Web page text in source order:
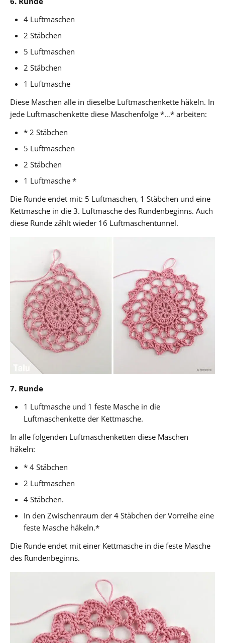
4 Luftmaschen
2 Stäbchen
5 Luftmaschen
2 Stäbchen
1 Luftmasche
Diese Maschen alle in dieselbe Luftmaschenkette häkeln. In
jede Luftmaschenkette diese Maschenfolge *…* arbeiten:
* 2 Stäbchen
5 Luftmaschen
2 Stäbchen
1 Luftmasche *
Die Runde endet mit: 5 Luftmaschen, 1 Stäbchen und eine
Kettmasche in die 3. Luftmasche des Rundenbeginns. Auch
diese Runde zählt wieder 16 Luftmaschentunnel.
7. Runde
1 Luftmasche und 1 feste Masche in die
Luftmaschenkette der Kettmasche.
In alle folgenden Luftmaschenketten diese Maschen
häkeln:
* 4 Stäbchen
2 Luftmaschen
4 Stäbchen.
In den Zwischenraum der 4 Stäbchen der Vorreihe eine
feste Masche häkeln.*
Die Runde endet mit einer Kettmasche in die feste Masche
des Rundenbeginns.